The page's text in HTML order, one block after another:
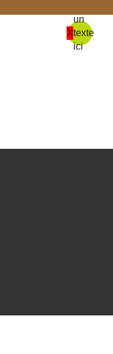
X
un
texte
ici